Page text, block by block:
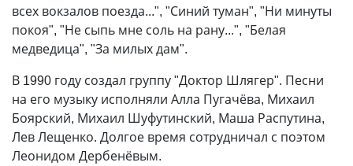
всех вокзалов поезда...", "Синий туман", "Ни минуты
покоя", "Не сыпь мне соль на рану...", "Белая
медведица", "За милых дам".
В 1990 году создал группу "Доктор Шлягер". Песни
на его музыку исполняли Алла Пугачёва, Михаил
Боярский, Михаил Шуфутинский, Маша Распутина,
Лев Лещенко. Долгое время сотрудничал с поэтом
Леонидом Дербенёвым.